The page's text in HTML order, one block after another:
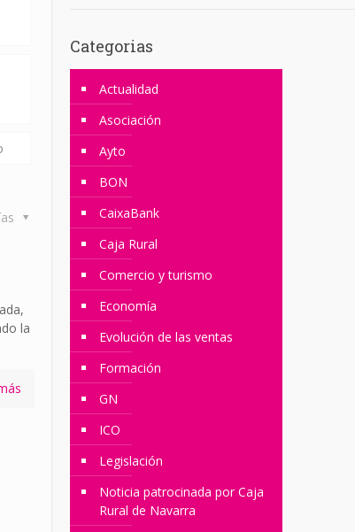
la
Categorias
Actualidad
Asociación
Ayto
BON
CaixaBank
Caja Rural
Comercio y turismo
Economía
Evolución de las ventas
Formación
GN
ICO
Legislación
Noticia patrocinada por Caja
Rural de Navarra